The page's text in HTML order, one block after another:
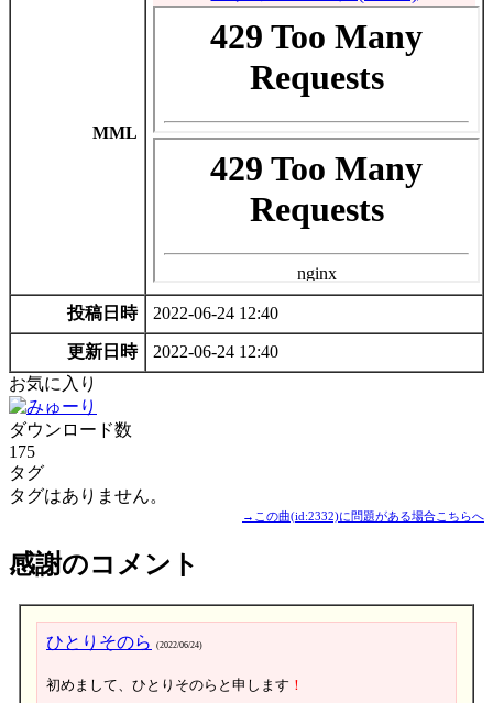
MML
投稿日時 2022-06-24 12:40
更新日時
2022-06-24 12:40
お気に入り
ダウンロード数
175
タグ
タグはありません。
→この曲(id:2332)に問題がある場合こちらへ
感謝のコメント
ひとりそのら (2022/06/24)
初めまして、ひとりそのらと申します ！